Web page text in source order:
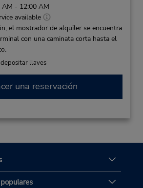
- 12:00 AM
available
el mostrador de alquiler se encuentra
con una caminata corta hasta el
llaves
una reservación